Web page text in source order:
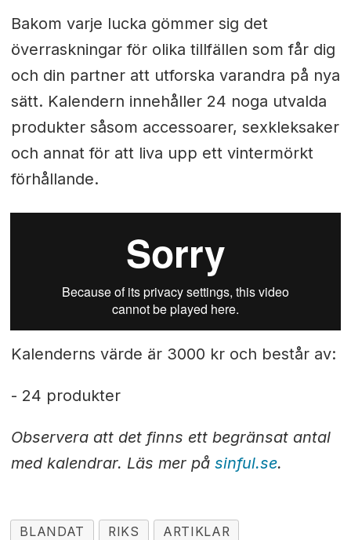
Bakom varje lucka gömmer sig det
överraskningar för olika tillfällen som får dig
och din partner att utforska varandra på nya
sätt. Kalendern innehåller 24 noga utvalda
produkter såsom accessoarer, sexkleksaker
och annat för att liva upp ett vintermörkt
förhållande.
Kalenderns värde är 3000 kr och består av:
- 24 produkter
Observera att det finns ett begränsat antal
med kalendrar. Läs mer på sinful.se.
BLANDAT RIKS ARTIKLAR